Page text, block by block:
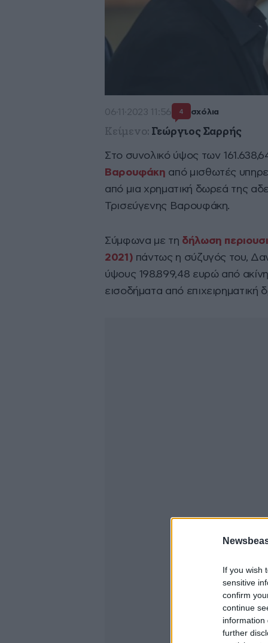
If you wish
sensitive
confirm
continue
information
further
06·11·2023 11:56 4 σχόλια
Κείμενο: Γεώργιος Σαρρής
Στο συνολικό ύψος των
Βαρουφάκη από μισθωτές
από μια χρηματική δωρεά της
Τρισεύγενης Βαρουφάκη.
Σύμφωνα με τη δήλωση
2021) πάντως η σύζυγός του,
ύψους 198.899,48 ευρώ από
εισοδήματα από επιχειρηματική